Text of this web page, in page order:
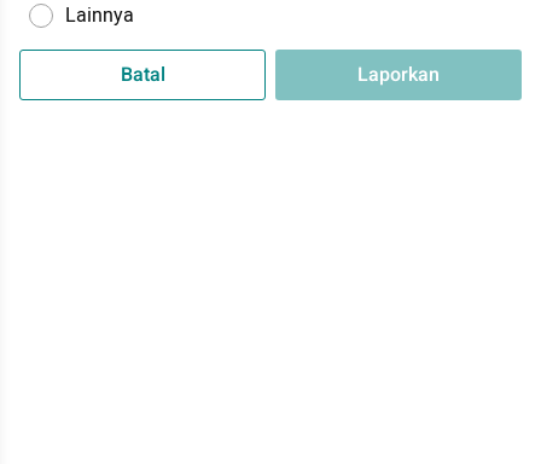
Lainnya
Batal Laporkan